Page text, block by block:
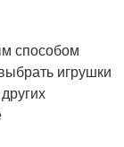
способом
игрушки